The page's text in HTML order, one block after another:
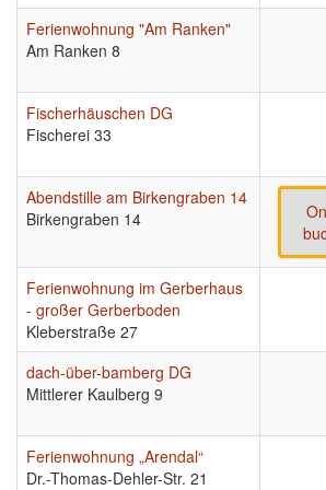
Ferienwohnung "Am Ranken"
Am Ranken 8
Fischerhäuschen DG
Fischerei 33
Abendstille am Birkengraben 14
Birkengraben 14
Ferienwohnung im Gerberhaus
- großer Gerberboden
Kleberstraße 27
dach-über-bamberg DG
Mittlerer Kaulberg 9
Ferienwohnung „Arendal“
Dr.-Thomas-Dehler-Str. 21